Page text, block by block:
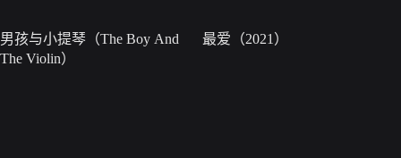
男孩与小提琴（The Boy And
The Violin）
最爱（2021）